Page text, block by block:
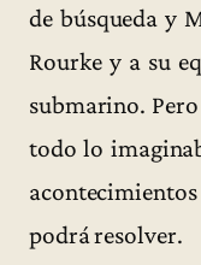
de búsqueda y
Rourke y a su
submarino.
todo lo
podrá resolver.